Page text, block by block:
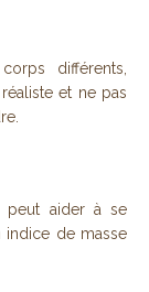
différents,
et ne pas
peut aider à se
de masse